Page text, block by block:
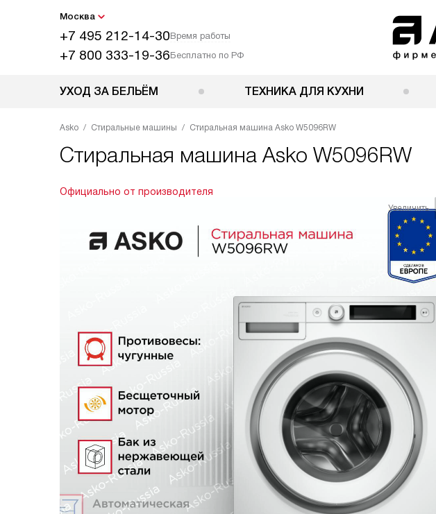
Москва
+7 495 212-14-30Время работы
+7 800 333-19-36Бесплатно по РФ
УХОД ЗА БЕЛЬЁМ ТЕХНИКА ДЛЯ КУХНИ
Asko Стиральные машины Стиральная машина Asko W5096RW
Стиральная машина Asko W5096RW
Официально от производителя